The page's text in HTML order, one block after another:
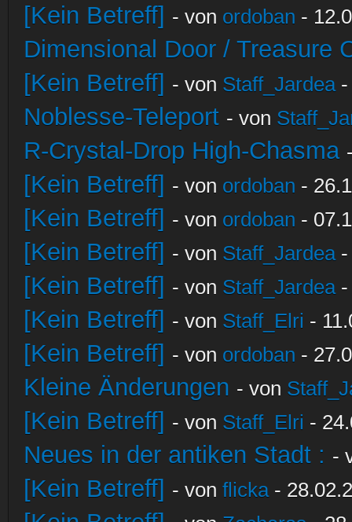
[Kein Betreff] - von ordoban -
Dimensional Door / Treasure
[Kein Betreff] - von Staff_Jardea-
Noblesse-Teleport - von
R-Crystal-Drop High-Chasma
[Kein Betreff] - von ordoban -
[Kein Betreff] - von ordoban -
[Kein Betreff] - von Staff_Jardea-
[Kein Betreff] - von Staff_Jardea-
[Kein Betreff] - von Staff_Elri -
[Kein Betreff] - von ordoban -
Kleine Änderungen - von
[Kein Betreff] - von Staff_Elri -
Neues in der antiken Stadt : -
[Kein Betreff] - von flicka-